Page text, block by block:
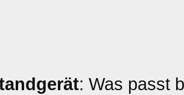
: Was passt